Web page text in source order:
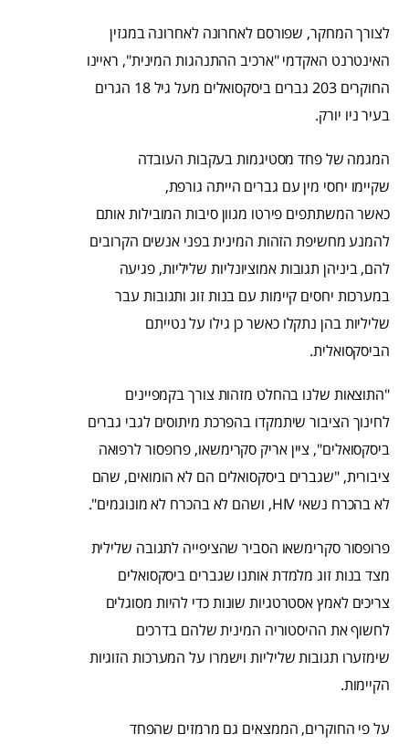
לצורך המחקר, שפורסם לאחרונה לאחרונה במגזין
האינטרנט האקדמי "ארכיב ההתנהגות המינית", ראיינו
החוקרים 203 גברים ביסקסואלים מעל גיל 18 הגרים
בעיר ניו יורק.
המגמה של פחד מסטיגמות בעקבות העובדה
שקיימו יחסי מין עם גברים הייתה גורפת,
כאשר המשתתפים פירטו מגוון סיבות המובילות אותם
להמנע מחשיפת הזהות המינית בפני אנשים הקרובים
להם, ביניהן תגובות אמוציונליות שליליות, פגיעה
במערכות יחסים קיימות עם בנות זוג ותגובות עבר
שליליות בהן נתקלו כאשר כן גילו על נטייתם
הביסקסואלית.
"התוצאות שלנו בהחלט מזהות צורך בקמפיינים
לחינוך הציבור שיתמקדו בהפרכת מיתוסים לגבי גברים
ביסקסואלים", ציין אריק סקרימשאו, פרופסור לרפואה
ציבורית, "שגברים ביסקסואלים הם לא הומואים, שהם
לא בהכרח נשאי HIV, ושהם לא בהכרח לא מונוגמים".
פרופסור סקרימשאו הסביר שהציפייה לתגובה שלילית
מצד בנות זוג מלמדת אותנו שגברים ביסקסואלים
צריכים לאמץ אסטרטגיות שונות כדי להיות מסוגלים
לחשוף את ההיסטוריה המינית שלהם בדרכים
שימזערו תגובות שליליות וישמרו על המערכות הזוגיות
הקיימות.
על פי החוקרים, הממצאים גם מרמזים שהפחד